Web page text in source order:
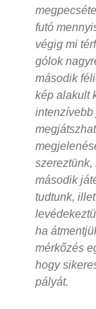
futó
végig mi
gólok
második
kép alakult
szereztünk,
második
tudtunk,
ha
mérkőzés
hogy
pályát.